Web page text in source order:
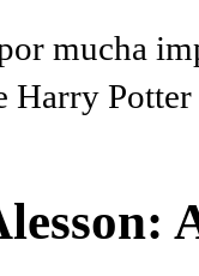
mucha
Harry